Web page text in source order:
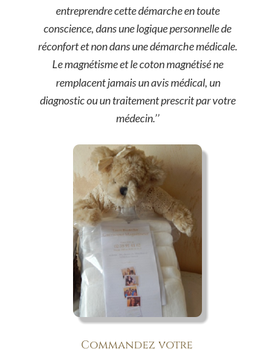
entreprendre cette démarche en toute
conscience, dans une logique personnelle de
réconfort et non dans une démarche médicale.
Le magnétisme et le coton magnétisé ne
remplacent jamais un avis médical, un
diagnostic ou un traitement prescrit par votre
médecin.’’
Commandez votre